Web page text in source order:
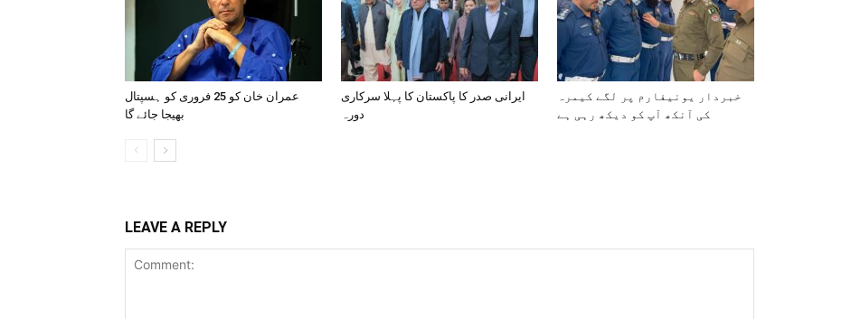
عمران خان کو 25 فروری کو ہسپتال
بھیجا جائے گا
ایرانی صدر کا پاکستان کا پہلا سرکاری
دورہ
خبردار یونیفارم پر لگے کیمرہ
کی آنکھ آپ کو دیکھ رہی ہے
LEAVE A REPLY